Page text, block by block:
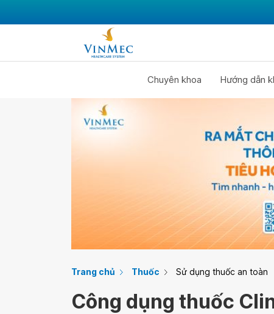
Chuyên khoa Hướng dẫn
Trang chủ Thuốc Sử dụng thuốc an toàn
Công dụng thuốc